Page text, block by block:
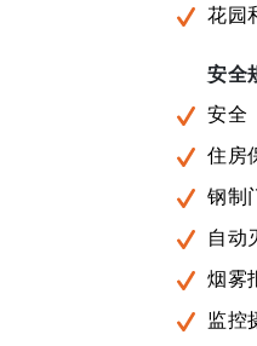
花园
安全
安全
住房
钢制
自动
烟雾
监控